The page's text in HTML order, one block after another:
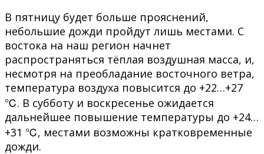
В пятницу будет больше прояснений,
небольшие дожди пройдут лишь местами. С
востока на наш регион начнет
распространяться тёплая воздушная масса, и,
несмотря на преобладание восточного ветра,
температура воздуха повысится до +22…+27
℃. В субботу и воскресенье ожидается
дальнейшее повышение температуры до +24…
+31 ℃, местами возможны кратковременные
дожди.